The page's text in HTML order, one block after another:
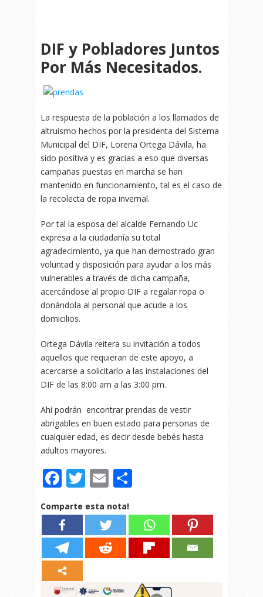
DIF y Pobladores Juntos
Por Más Necesitados.
La respuesta de la población a los llamados de
altruismo hechos por la presidenta del Sistema
Municipal del DIF, Lorena Ortega Dávila, ha
sido positiva y es gracias a eso que diversas
campañas puestas en marcha se han
mantenido en funcionamiento, tal es el caso de
la recolecta de ropa invernal.
Por tal la esposa del alcalde Fernando Uc
expresa a la ciudadanía su total
agradecimiento, ya que han demostrado gran
voluntad y disposición para ayudar a los más
vulnerables a través de dicha campaña,
acercándose al propio DIF a regalar ropa o
donándola al personal que acude a los
domicilios.
Ortega Dávila reitera su invitación a todos
aquellos que requieran de este apoyo, a
acercarse a solicitarlo a las instalaciones del
DIF de las 8:00 am a las 3:00 pm.
Ahí podrán encontrar prendas de vestir
abrigables en buen estado para personas de
cualquier edad, es decir desde bebés hasta
adultos mayores.
Facebook
Twitter
Email
Comparte esta nota!